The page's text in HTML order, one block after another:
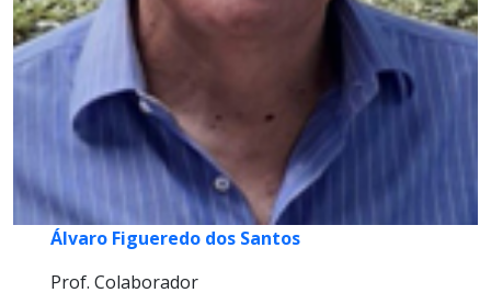
Álvaro Figueredo dos Santos
Prof. Colaborador